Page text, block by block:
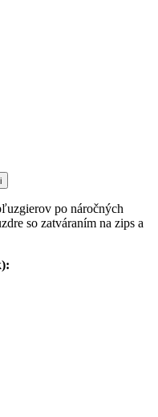
po náročných
so zatváraním na zips a